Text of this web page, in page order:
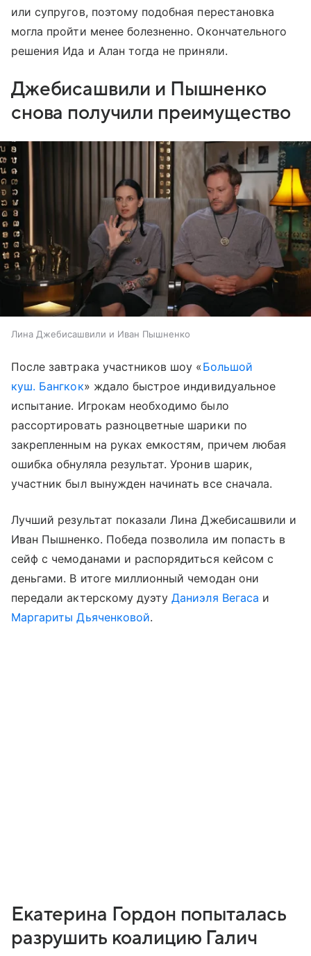
или супругов, поэтому подобная перестановка
могла пройти менее болезненно. Окончательного
решения Ида и Алан тогда не приняли.
Джебисашвили и Пышненко
снова получили преимущество
Лина Джебисашвили и Иван Пышненко
После завтрака участников шоу «Большой
куш. Бангкок» ждало быстрое индивидуальное
испытание. Игрокам необходимо было
рассортировать разноцветные шарики по
закрепленным на руках емкостям, причем любая
ошибка обнуляла результат. Уронив шарик,
участник был вынужден начинать все сначала.
Лучший результат показали Лина Джебисашвили и
Иван Пышненко. Победа позволила им попасть в
сейф с чемоданами и распорядиться кейсом с
деньгами. В итоге миллионный чемодан они
передали актерскому дуэтуДаниэля Вегаса и
Маргариты Дьяченковой.
Екатерина Гордон попыталась
разрушить коалицию Галич